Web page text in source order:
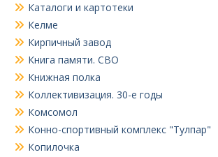
Каталоги и картотеки
Келме
Кирпичный завод
Книга памяти. СВО
Книжная полка
Коллективизация. 30-е годы
Комсомол
Конно-спортивный комплекс "Тулпар"
Копилочка